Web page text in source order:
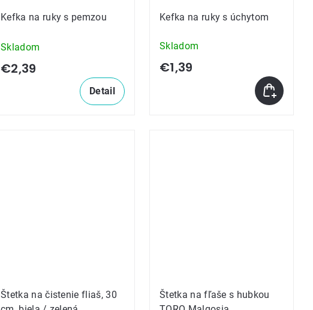
Kefka na ruky s pemzou
Skladom
€2,39
Detail
Kefka na ruky s úchytom
Skladom
€1,39
Štetka na čistenie fliaš, 30
Štetka na fľaše s hubkou